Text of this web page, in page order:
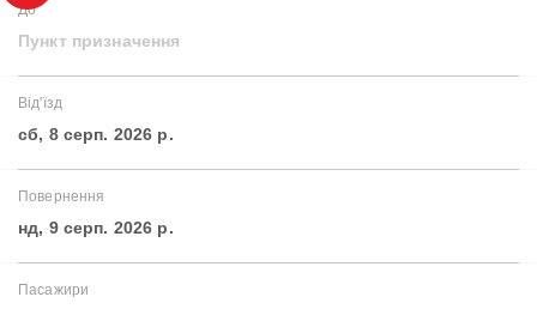
До
Пункт призначення
Від'їзд
сб, 8 серп. 2026 р.
Повернення
нд, 9 серп. 2026 р.
Пасажири